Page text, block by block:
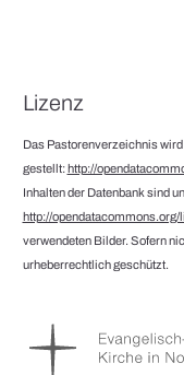
Lizenz
Das Pastorenverzeichnis
gestellt:http://
Inhalten der Datenbank sind
http://
verwendeten Bilder. Sofern
urheberrechtlich geschützt.